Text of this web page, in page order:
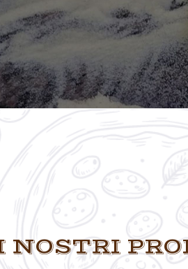
NOSTRI